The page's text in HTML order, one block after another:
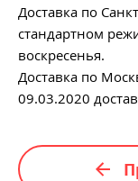
Доставка по
стандартном
воскресенья.
Доставка по
09.03.2020